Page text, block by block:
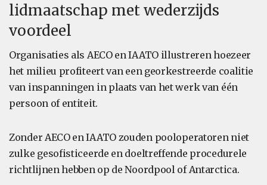
lidmaatschap met wederzijds
voordeel
Organisaties als AECO en IAATO illustreren hoezeer
het milieu profiteert van een georkestreerde coalitie
van inspanningen in plaats van het werk van één
persoon of entiteit.
Zonder AECO en IAATO zouden pooloperatoren niet
zulke gesofisticeerde en doeltreffende procedurele
richtlijnen hebben op de Noordpool of Antarctica.